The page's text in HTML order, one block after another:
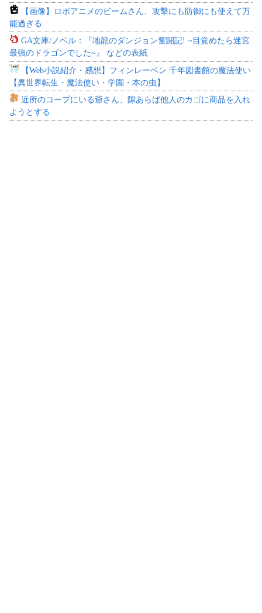
【画像】ロボアニメのビームさん、攻撃にも防御にも使えて万
能過ぎる
GA文庫/ノベル：『地龍のダンジョン奮闘記! ~目覚めたら迷宮
最強のドラゴンでした~』 などの表紙
【Web小説紹介・感想】フィンレーベン 千年図書館の魔法使い
【異世界転生・魔法使い・学園・本の虫】
近所のコープにいる爺さん、隙あらば他人のカゴに商品を入れ
ようとする